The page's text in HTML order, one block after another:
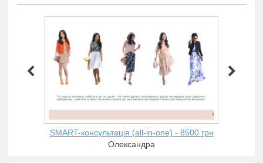
SMART-консультація (all-in-one) - 8500 грн
Олександра